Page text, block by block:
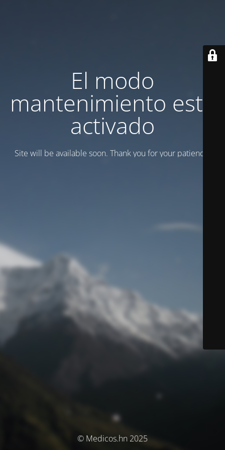
El modo
mantenimiento está
activado
Site will be available soon. Thank you for your patience!
© Medicos.hn 2025